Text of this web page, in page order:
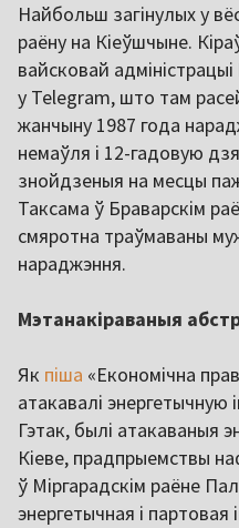
Найбольш загінулых у
раёну на Кіеўшчыне.
вайсковай адміністрацыі
у Telegram, што там
жанчыну 1987 года
немаўля і 12-гадовую
знойдзеныя на месцы
Таксама ў Браварскім
смяротна траўмаваны
нараджэння.
Мэтанакіраваныя
Як піша «Економічна
атакавалі энергетычную
Гэтак, былі атакаваныя
Кіеве, прадпрыемствы
ў Міргарадскім раёне
энергетычная і